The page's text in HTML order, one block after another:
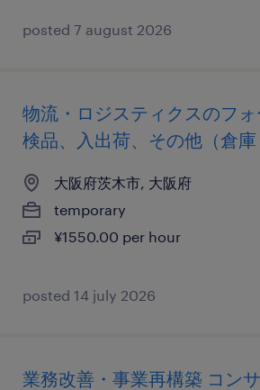
posted 7 august 2026
物流・ロジスティクスのフォ
検品、入出荷、その他（倉庫
大阪府茨木市, 大阪府
temporary
¥1550.00 per hour
posted 14 july 2026
業務改善・事業再構築 コン